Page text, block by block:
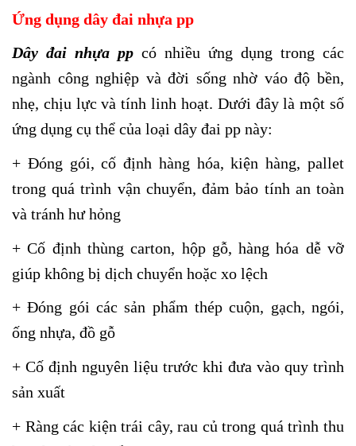
Ứng dụng dây đai nhựa pp
Dây đai nhựa pp có nhiều ứng dụng trong các
ngành công nghiệp và đời sống nhờ váo độ bền,
nhẹ, chịu lực và tính linh hoạt. Dưới đây là một số
ứng dụng cụ thể của loại dây đai pp này:
+ Đóng gói, cố định hàng hóa, kiện hàng, pallet
trong quá trình vận chuyển, đảm bảo tính an toàn
và tránh hư hỏng
+ Cố định thùng carton, hộp gỗ, hàng hóa dễ vỡ
giúp không bị dịch chuyển hoặc xo lệch
+ Đóng gói các sản phẩm thép cuộn, gạch, ngói,
ống nhựa, đồ gỗ
+ Cố định nguyên liệu trước khi đưa vào quy trình
sản xuất
+ Ràng các kiện trái cây, rau củ trong quá trình thu